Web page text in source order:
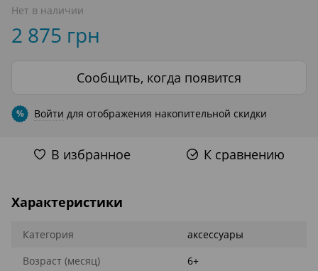
Нет в наличии
2 875 грн
Сообщить, когда появится
% Войти для отображения накопительной скидки
В избранное К сравнению
Характеристики
Категория
аксессуары
Возраст (месяц)
6+